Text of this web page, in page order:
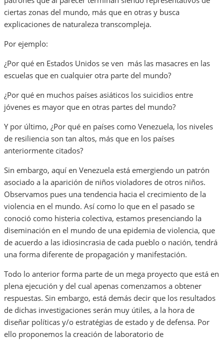
ciertas zonas del mundo, más que en otras y busca
explicaciones de naturaleza transcompleja.
Por ejemplo:
¿Por qué en Estados Unidos se ven más las masacres en las
escuelas que en cualquier otra parte del mundo?
¿Por qué en muchos países asiáticos los suicidios entre
jóvenes es mayor que en otras partes del mundo?
Y por último, ¿Por qué en países como Venezuela, los niveles
de resiliencia son tan altos, más que en los países
anteriormente citados?
Sin embargo, aquí en Venezuela está emergiendo un patrón
asociado a la aparición de niños violadores de otros niños.
Observamos pues una tendencia hacia el crecimiento de la
violencia en el mundo. Así como lo que en el pasado se
conoció como histeria colectiva, estamos presenciando la
diseminación en el mundo de una epidemia de violencia, que
de acuerdo a las idiosincrasia de cada pueblo o nación, tendrá
una forma diferente de propagación y manifestación.
Todo lo anterior forma parte de un mega proyecto que está en
plena ejecución y del cual apenas comenzamos a obtener
respuestas. Sin embargo, está demás decir que los resultados
de dichas investigaciones serán muy útiles, a la hora de
diseñar políticas y/o estratégias de estado y de defensa. Por
ello proponemos la creación de laboratorio de